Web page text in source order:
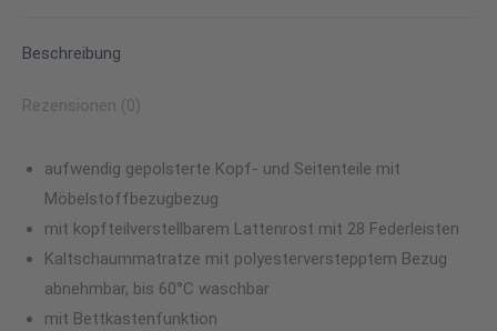
Beschreibung
Rezensionen (0)
aufwendig gepolsterte Kopf- und Seitenteile mit
Möbelstoffbezugbezug
mit kopfteilverstellbarem Lattenrost mit 28 Federleisten
Kaltschaummatratze mit polyesterverstepptem Bezug
abnehmbar, bis 60°C waschbar
mit Bettkastenfunktion